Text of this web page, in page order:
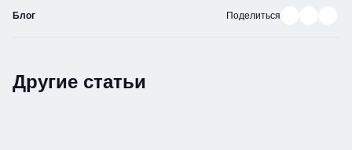
Блог Поделиться
Другие статьи